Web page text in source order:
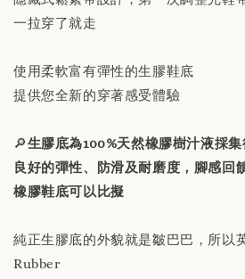
NT$ 230
一拉穿了就走
使用柔軟富有彈性的生膠鞋底
提供您全新的穿著感受體驗
🔎生膠底為100%天然橡膠樹汁液採
良好的彈性、防滑及耐磨度，腳感回
橡膠鞋底可以比擬
純正生膠底的外貌就是皺巴巴，所以
Rubber